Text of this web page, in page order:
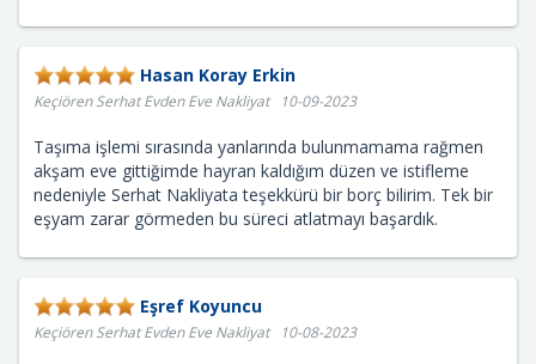
Hasan Koray Erkin
Keçiören Serhat Evden Eve Nakliyat 10-09-2023
Taşıma işlemi sırasında yanlarında bulunmamama rağmen
akşam eve gittiğimde hayran kaldığım düzen ve istifleme
nedeniyle Serhat Nakliyata teşekkürü bir borç bilirim. Tek bir
eşyam zarar görmeden bu süreci atlatmayı başardık.
Eşref Koyuncu
Keçiören Serhat Evden Eve Nakliyat 10-08-2023